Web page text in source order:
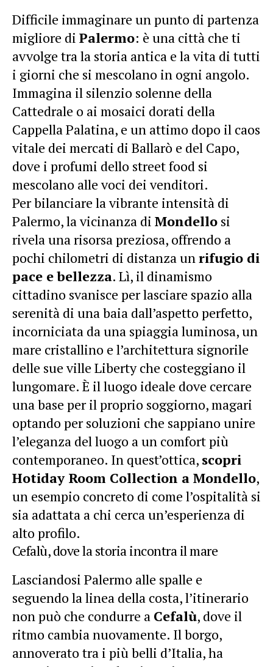
Difficile immaginare un punto di partenza
migliore di Palermo: è una città che ti
avvolge tra la storia antica e la vita di tutti
i giorni che si mescolano in ogni angolo.
Immagina il silenzio solenne della
Cattedrale o ai mosaici dorati della
Cappella Palatina, e un attimo dopo il caos
vitale dei mercati di Ballarò e del Capo,
dove i profumi dello street food si
mescolano alle voci dei venditori.
Per bilanciare la vibrante intensità di
Palermo, la vicinanza di Mondello si
rivela una risorsa preziosa, offrendo a
pochi chilometri di distanza unrifugio di
pace e bellezza. Lì, il dinamismo
cittadino svanisce per lasciare spazio alla
serenità di una baia dall’aspetto perfetto,
incorniciata da una spiaggia luminosa, un
mare cristallino e l’architettura signorile
delle sue ville Liberty che costeggiano il
lungomare. È il luogo ideale dove cercare
una base per il proprio soggiorno, magari
optando per soluzioni che sappiano unire
l’eleganza del luogo a un comfort più
contemporaneo. In quest’ottica, scopri
Hotiday Room Collection a Mondello,
un esempio concreto di come l’ospitalità si
sia adattata a chi cerca un’esperienza di
alto profilo.
Cefalù, dove la storia incontra il mare
Lasciandosi Palermo alle spalle e
seguendo la linea della costa, l’itinerario
non può che condurre a Cefalù, dove il
ritmo cambia nuovamente. Il borgo,
annoverato tra i più belli d’Italia, ha